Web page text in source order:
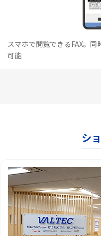
スマホで閲覧できるFAX。
可能
シ